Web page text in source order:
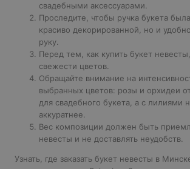
свадебными аксессуарами.
Проследите, чтобы ручка букета
красиво декорированной, но и
руку.
Перед тем, как купить букет
свежести цветов.
Обращайте внимание на
выбранных цветов: розы и орхидеи
для свадебного букета, а с лилиями
аккуратнее.
Вес композиции должен быть
невесты и не доставлять неудобств.
Узнать, где заказать букет невесты в